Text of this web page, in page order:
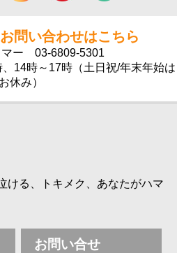
問い合わせはこちら
マー 03-6809-5301
14時～17時（土日祝/年末年始は
お休み）
ける、トキメク、あなたがハマ
お問い合せ